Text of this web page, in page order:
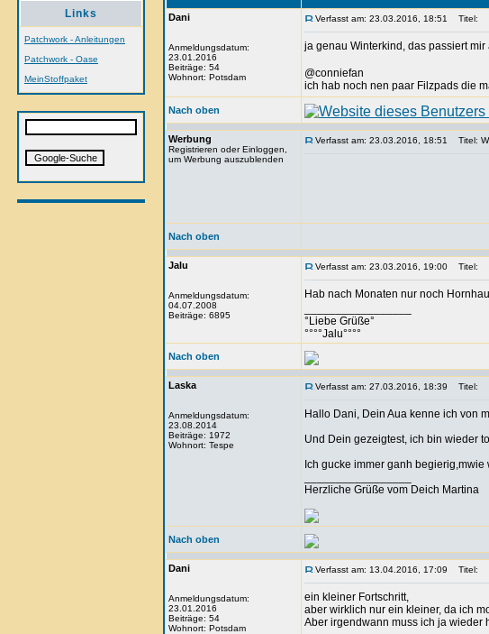
Links
Patchwork - Anleitungen
Patchwork - Oase
MeinStoffpaket
Dani
Anmeldungsdatum:
23.01.2016
Beiträge: 54
Wohnort: Potsdam
Verfasst am: 23.03.2016, 18:51 Titel:
ja genau Winterkind, das passiert
@conniefan
ich hab noch nen paar Filzpads die
Nach oben
Werbung
Registrieren oder Einloggen,
um Werbung auszublenden
Verfasst am: 23.03.2016, 18:51 Titel:
Nach oben
Jalu
Anmeldungsdatum:
04.07.2008
Beiträge: 6895
Verfasst am: 23.03.2016, 19:00 Titel:
Hab nach Monaten nur noch
°Liebe Grüße°
°°°°Jalu°°°°
Nach oben
Laska
Anmeldungsdatum:
23.08.2014
Beiträge: 1972
Wohnort: Tespe
Verfasst am: 27.03.2016, 18:39 Titel:
Hallo Dani, Dein Aua kenne ich von
Und Dein gezeigtest, ich bin wieder
Ich gucke immer ganh
Herzliche Grüße vom Deich Martina
Nach oben
Dani
Anmeldungsdatum:
23.01.2016
Beiträge: 54
Wohnort: Potsdam
Verfasst am: 13.04.2016, 17:09 Titel:
ein kleiner Fortschritt,
aber wirklich nur ein kleiner, da ich
Aber irgendwann muss ich ja wieder